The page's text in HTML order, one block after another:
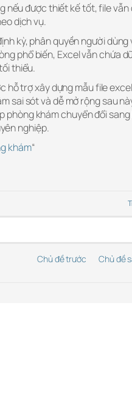
nếu được thiết kế tốt, file vẫn
dịch vụ.
kỳ, phân quyền người dùng
phổ biến, Excel vẫn chứa
thiểu.
hỗ trợ xây dựng mẫu file excel
sai sót và dễ mở rộng sau
phòng khám chuyển đổi sang
nghiệp.
khám“
Chủ đề trước Chủ đề